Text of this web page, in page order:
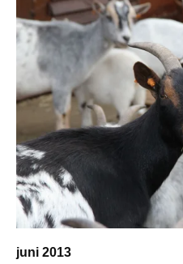
juni 2013